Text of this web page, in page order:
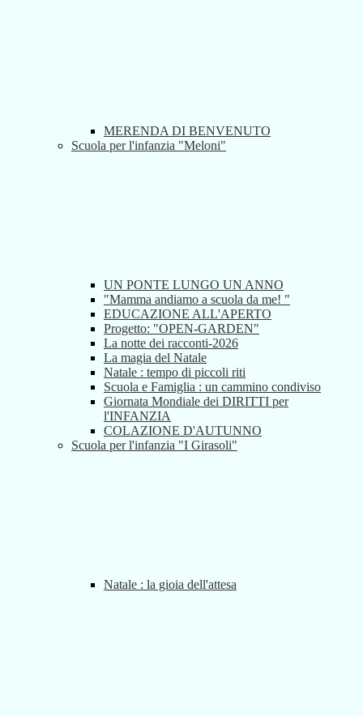
MERENDA DI BENVENUTO
Scuola per l'infanzia "Meloni"
UN PONTE LUNGO UN ANNO
"Mamma andiamo a scuola da me! "
EDUCAZIONE ALL'APERTO
Progetto: "OPEN-GARDEN"
La notte dei racconti-2026
La magia del Natale
Natale : tempo di piccoli riti
Scuola e Famiglia : un cammino condiviso
Giornata Mondiale dei DIRITTI per
l'INFANZIA
COLAZIONE D'AUTUNNO
Scuola per l'infanzia "I Girasoli"
Natale : la gioia dell'attesa